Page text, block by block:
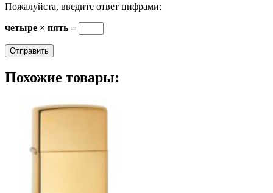
Пожалуйста, введите ответ цифрами:
четыре × пять =
Похожие товары: